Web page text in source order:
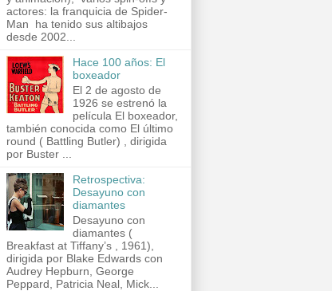
actores: la franquicia de Spider-
Man ha tenido sus altibajos
desde 2002...
Hace 100 años: El
boxeador
El 2 de agosto de
1926 se estrenó la
película El boxeador,
también conocida como El último
round ( Battling Butler) , dirigida
por Buster ...
Retrospectiva:
Desayuno con
diamantes
Desayuno con
diamantes (
Breakfast at Tiffany’s , 1961),
dirigida por Blake Edwards con
Audrey Hepburn, George
Peppard, Patricia Neal, Mick...